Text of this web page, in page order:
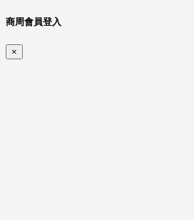
商周會員登入
×